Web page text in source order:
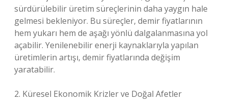
sürdürülebilir üretim süreçlerinin daha yaygın hale
gelmesi bekleniyor. Bu süreçler, demir fiyatlarının
hem yukarı hem de aşağı yönlü dalgalanmasına yol
açabilir. Yenilenebilir enerji kaynaklarıyla yapılan
üretimlerin artışı, demir fiyatlarında değişim
yaratabilir.
2. Küresel Ekonomik Krizler ve Doğal Afetler